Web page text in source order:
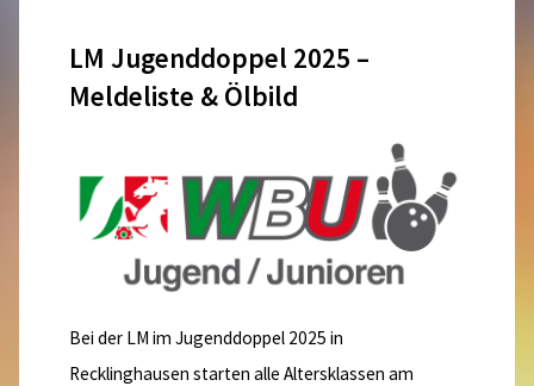
LM Jugenddoppel 2025 –
Meldeliste & Ölbild
Bei der LM im Jugenddoppel 2025 in
Recklinghausen starten alle Altersklassen am